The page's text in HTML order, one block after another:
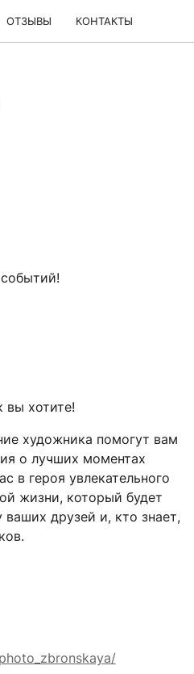
ОТЗЫВЫ КОНТАКТЫ
вы хотите!
художника помогут вам
о лучших моментах
в героя увлекательного
жизни, который будет
друзей и, кто знает,